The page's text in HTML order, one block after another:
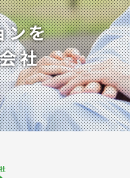
ンを
社